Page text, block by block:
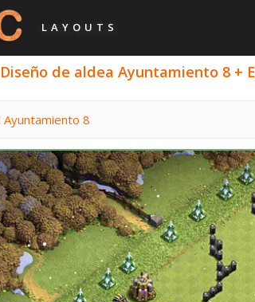
LAYOUTS
de aldea Ayuntamiento 8 +
Ayuntamiento 8